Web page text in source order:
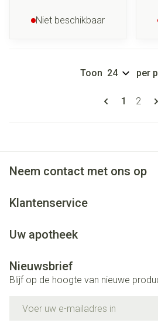
Niet beschikbaar
U lees
1 Pagina
2
Toon per
Neem contact met ons op
Klantenservice
Uw apotheek
Nieuwsbrief
Blijf op de hoogte van nieuwe